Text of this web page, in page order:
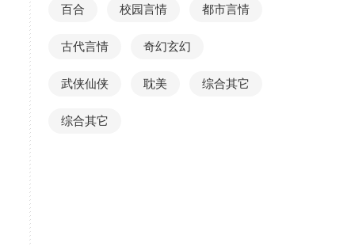
百合 校园言情 都市言情
古代言情 奇幻玄幻
武侠仙侠 耽美 综合其它
综合其它